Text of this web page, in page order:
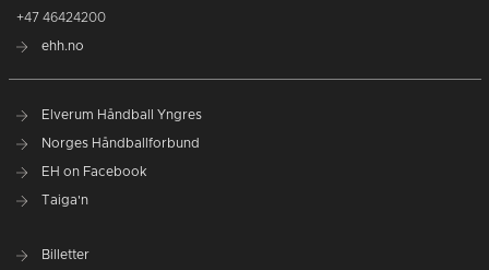
+47 46424200
ehh.no
Elverum Håndball Yngres
Norges Håndballforbund
EH on Facebook
Taiga'n
Billetter